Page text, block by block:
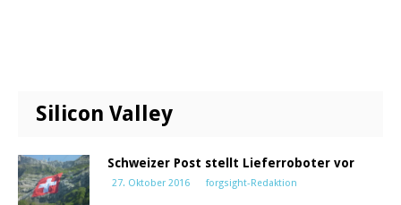
Silicon Valley
Schweizer Post stellt Lieferroboter vor
27. Oktober 2016 forgsight-Redaktion